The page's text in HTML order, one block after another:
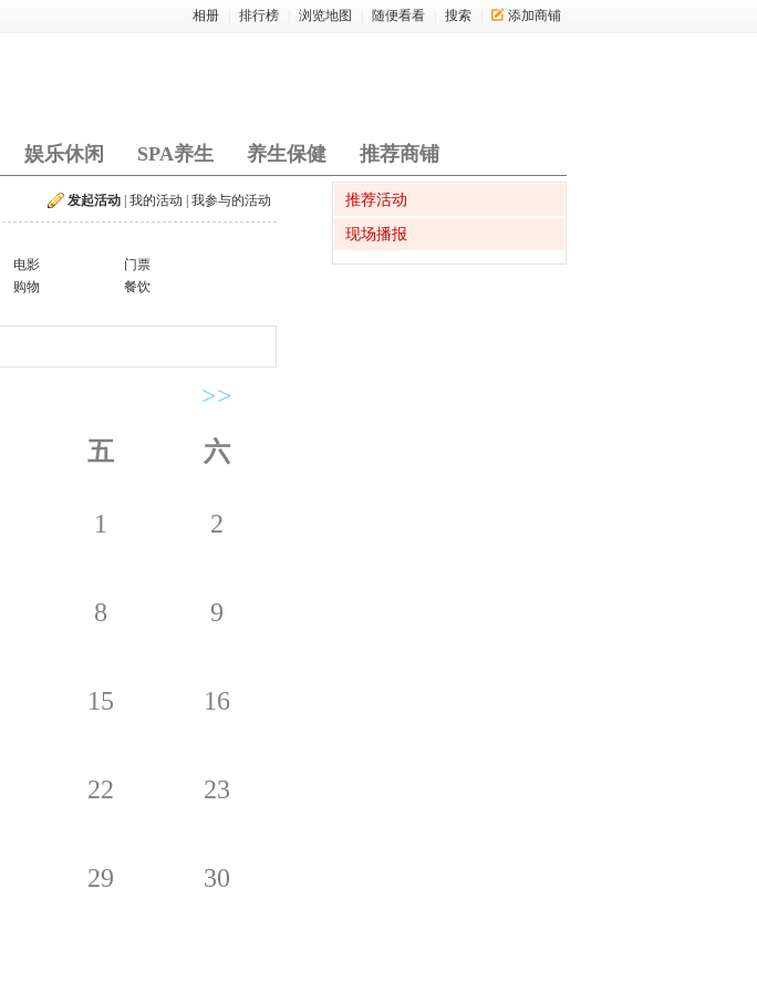
相册 排行榜 浏览地图 随便看看 搜索 添加商铺
娱乐休闲 SPA养生 养生保健 推荐商铺
发起活动 我的活动 我参与的活动
电影
门票
购物
餐饮
>>
五 六
1 2
8 9
15 16
22 23
29 30
推荐活动
现场播报